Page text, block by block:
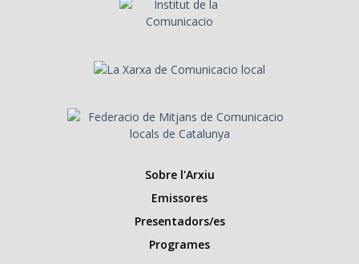
Sobre l'Arxiu
Emissores
Presentadors/es
Programes